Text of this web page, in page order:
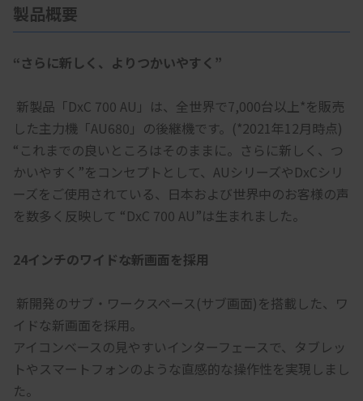
製品概要
“さらに新しく、よりつかいやすく”
新製品「DxC 700 AU」は、全世界で7,000台以上*を販売
した主力機「AU680」の後継機です。(*2021年12月時点)
“これまでの良いところはそのままに。さらに新しく、つ
かいやすく”をコンセプトとして、AUシリーズやDxCシリ
ーズをご使用されている、日本および世界中のお客様の声
を数多く反映して “DxC 700 AU”は生まれました。
24インチのワイドな新画面を採用
新開発のサブ・ワークスペース(サブ画面)を搭載した、ワ
イドな新画面を採用。
アイコンベースの見やすいインターフェースで、タブレッ
トやスマートフォンのような直感的な操作性を実現しまし
た。